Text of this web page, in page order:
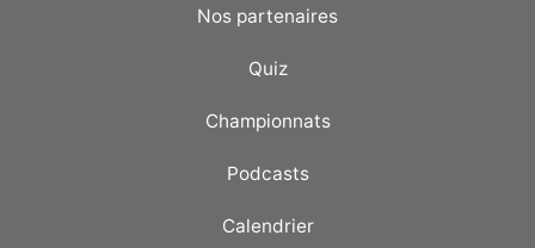
Nos partenaires
Quiz
Championnats
Podcasts
Calendrier